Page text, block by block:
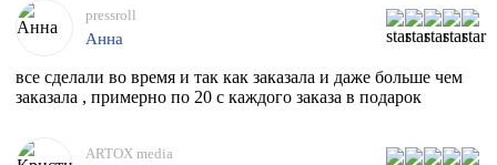
pressroll
Анна
все сделали во время и так как заказала и даже больше чем
заказала , примерно по 20 с каждого заказа в подарок
ARTOX media